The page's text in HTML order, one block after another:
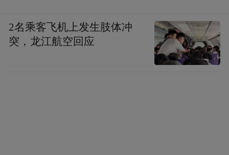
2名乘客飞机上发生肢体冲
突，龙江航空回应